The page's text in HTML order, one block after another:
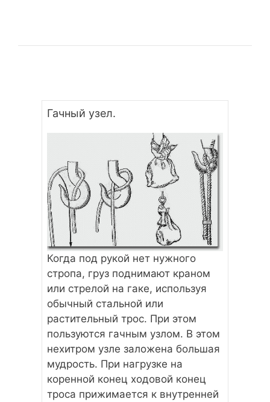
Гачный узел.
Когда под рукой нет нужного
стропа, груз поднимают краном
или стрелой на гаке, используя
обычный стальной или
растительный трос. При этом
пользуются гачным узлом. В этом
нехитром узле заложена большая
мудрость. При нагрузке на
коренной конец ходовой конец
троса прижимается к внутренней